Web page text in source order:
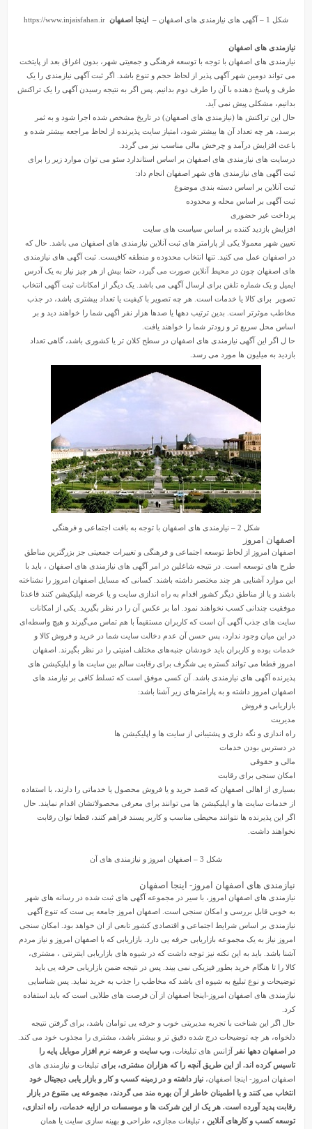
شکل 1 – آگهی های نیازمندی های اصفهان – اینجا اصفهان
نیازمندی های اصفهان
نیازمندی های اصفهان با توجه با توسعه فرهنگی و جمعیتی شهر، بدون اغراق بعد از پایتخت
می تواند دومین شهر آگهی پذیر از لحاظ حجم و تنوع باشد. اگر ثبت آگهی نیازمندی را یک
طرف و پاسخ دهنده با آن را طرف دوم بدانیم. پس اگر به نتیجه رسیدن آگهی را یک تراکنش
بدانیم، مشکلی پیش نمی آید.
حال این تراکنش ها (نیازمندی های اصفهان) در تاریخ مشخص شده اجرا شود و به ثمر
برسد، هر چه تعداد آن ها بیشتر شود، امتیاز سایت پذیرنده از لحاظ مراجعه بیشتر شده و
باعث افزایش درآمد و چرخش مالی مناسب نیز می گردد.
درسایت های نیازمندی های اصفهان بر اساس استاندارد سئو می توان موارد زیر را برای
ثبت آگهی های نیازمندی های شهر اصفهان انجام داد:
ثبت آنلاین بر اساس دسته بندی موضوع
ثبت آگهی بر اساس محله و محدوده
پرداخت غیر حضوری
افزایش بازدید کننده بر اساس سیاست های سایت
تعیین شهر معمولا یکی از پارامتر های ثبت آنلاین نیازمندی های اصفهان می باشد. حال که
در اصفهان عمل می کنید. تنها انتخاب محدوده و منطقه کافیست. ثبت آگهی های نیازمندی
های اصفهان چون در محیط آنلاین صورت می گیرد، حتما بیش از هر چیز نیاز به یک آدرس
ایمیل و یک شماره تلفن برای ارسال آگهی می باشد. یک دیگر از امکانات ثبت آگهی انتخاب
تصویر برای کالا یا خدمات است. هر چه تصویر با کیفیت یا تعداد بیشتری باشد، در جذب
مخاطب موثرتر است. بدین ترتیب دهها یا صدها هزار نفر اگهی شما را خواهند دید و بر
اساس محل سریع تر و زودتر شما را خواهند یافت.
حا ل اگر این آگهی نیازمندی های اصفهان در سطح کلان تر یا کشوری باشد، گاهی تعداد
بازدید به میلیون ها مورد می رسد.
شکل 2 – نیازمندی های اصفهان با توجه به بافت اجتماعی و فرهنگی
اصفهان امروز
اصفهان امروز از لحاظ توسعه اجتماعی و فرهنگی و تغییرات جمعیتی جز بزرگترین مناطق
طرح های توسعه است. در نتیجه شاغلین در امر آگهی های نیازمندی های اصفهان ، باید با
این موارد آشنایی هر چند مختصر داشته باشند. کسانی که مسایل اصفهان امروز را نشناخته
باشند و یا از مناطق دیگر کشور اقدام به راه اندازی سایت و یا عرضه اپلیکیشن کنند قاعدتا
موفقیت چندانی کسب نخواهند نمود. اما بر عکس آن را در نظر بگیرید. یکی از امکانات
سایت های جذب آگهی آن است که کاربران مستقیماً با هم تماس می‌گیرند و هیچ واسطه‌ای
در این میان وجود ندارد، پس حسن آن عدم دخالت سایت شما در خرید و فروش کالا و
خدمات بوده و کاربران باید خودشان جنبه‌های مختلف امنیتی را در نظر بگیرند. اصفهان
امروز قطعا می تواند گستره یی شگرف برای رقابت سالم بین سایت ها و اپلیکیشن های
پذیرنده آگهی های نیازمندی باشد. آن کسی موفق است که تسلط کافی بر نیازمند های
اصفهان امروز داشته و به پارامترهای زیر آشنا باشد:
بازاریابی و فروش
مدیریت
راه اندازی و نگه داری و پشتیبانی از سایت ها و اپلیکیشن ها
در دسترس بودن خدمات
مالی و حقوقی
امکان سنجی برای رقابت
بسیاری از اهالی اصفهان که قصد خرید و یا فروش محصول یا خدماتی را دارند، با استفاده
از خدمات سایت ها و اپلیکیشن ها می توانند برای معرفی محصولاتشان اقدام نمایند. حال
اگر این پذیرنده ها نتوانند محیطی مناسب و کاربر پسند فراهم کنند، قطعا توان رقابت
نخواهند داشت.
شکل 3 – اصفهان امروز و نیازمندی های آن
نیازمندی های اصفهان امروز- اینجا اصفهان
نیازمندی های اصفهان امروز، با سیر در مجموعه آگهی های ثبت شده در رسانه های شهر
به خوبی قابل بررسی و امکان سنجی است. اصفهان امروز جامعه یی ست که تنوع آگهی
نیازمندی بر اساس شرایط اجتماعی و اقتصادی کشور تابعی از ان خواهد بود. امکان سنجی
امروز نیاز به یک مجموعه بازاریابی حرفه یی دارد. بازاریابی که با اصفهان امروز و نیاز مردم
آشنا باشد. باید به این نکته نیز توجه داشت که در شیوه های بازاریابی اینترنتی ، مشتری،
کالا را تا هنگام خرید بطور فیزیکی نمی بیند. پس در نتیجه ضمن بازاریابی حرفه یی باید
توضیحات و نوع تبلیغ به شیوه ای باشد که مخاطب را جذب به خرید نماید. پس شناسایی
نیازمندی های اصفهان امروز-اینجا اصفهان از آن فرصت های طلایی است که باید استفاده
کرد.
حال اگر این شناخت با تجربه مدیریتی خوب و حرفه یی توامان باشد، برای گرفتن نتیجه
دلخواه، هر چه توضیحات درج شده دقیق تر و بیشتر باشد، مشتری را مجذوب خود می کند.
در اصفهان دهها نفرآژانس های تبلیغات، وب سایت و عرضه نرم افزار موبایل پایه را
تاسیس کرده اند. از این طریق آنچه را که هزاران مشتری، برای تبلیغات و نیازمندی های
اصفهان امروز- اینجا اصفهان،نیاز داشته و در زمینه کسب و کار و بازار یابی دیجیتال خود
انتخاب می کنند و با اطمینان خاطر از آن بهره مند می گردند، مجموعه یی متنوع در بازار
رقابت پدید آورده است. هر یک از این شرکت ها و موسسات در ازایه خدمات، راه اندازی،
توسعه کسب و کارهای آنلاین ، تبلیغات مجازی، طراحی و بهینه سازی سایت یا همان